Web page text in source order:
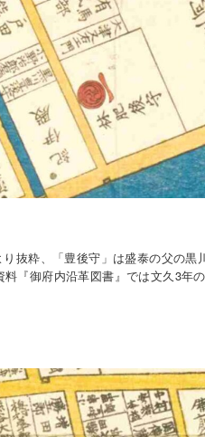
り抜粋、「豊後守」は盛泰の父の黒
『御府内沿革図書』では文久3年